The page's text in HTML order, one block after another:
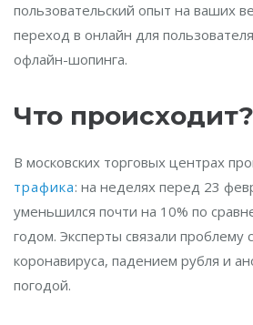
пользовательский опыт на ваших
переход в онлайн для
офлайн-шопинга.
Что происходит?
В московских торговых центрах
трафика: на неделях перед 23
уменьшился почти на 10% по
годом. Эксперты связали проблему
коронавируса, падением рубля и
погодой.